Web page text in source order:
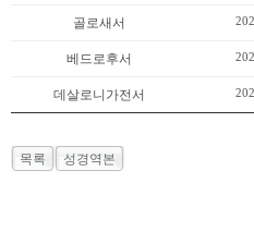
골로새서
베드로후서
데살로니가전서
목록 성경역본